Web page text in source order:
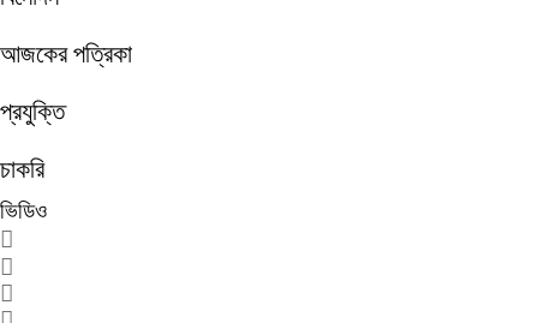
আজকের পত্রিকা
প্রযুক্তি
চাকরি
ভিডিও